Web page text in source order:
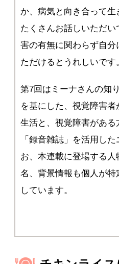
か、病気と向き合って
たくさんお話しいただ
害の有無に関わらず自
ただけるとうれしいです
第7回はミーナさんの知
を基にした、視覚障害
生活と、視覚障害があ
「録音雑誌」を活用し
お、本連載に登場する人
名、背景情報も個人が
しています。